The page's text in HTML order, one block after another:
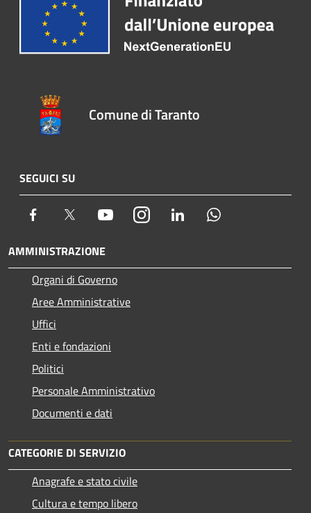
Comune di Taranto
SEGUICI SU
Facebook Twitter YoutubeInstagram LinkedIn
AMMINISTRAZIONE
Organi di Governo
Aree Amministrative
Uffici
Enti e fondazioni
Politici
Personale Amministrativo
Documenti e dati
CATEGORIE DI SERVIZIO
Anagrafe e stato civile
Cultura e tempo libero